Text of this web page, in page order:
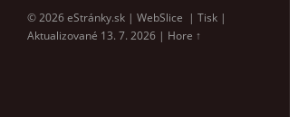
© 2026 eStránky.sk | WebSlice | Tisk |
Aktualizované 13. 7. 2026 | Hore ↑